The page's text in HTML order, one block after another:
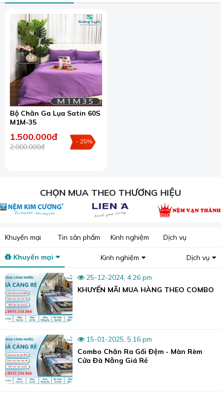
Bộ Chăn Ga Lụa Satin 60S
M1M-35
1.500.000đ
2.000.000đ
- 25%
CHỌN MUA THEO THƯƠNG HIỆU
Khuyến mại Tin sản phẩm Kinh nghiệm Dịch vụ
Khuyến mại Kinh nghiệm Dịch vụ
25-12-2024, 4:26 pm
KHUYẾN MÃI MUA HÀNG THEO COMBO
15-01-2025, 5:16 pm
Combo Chăn Ra Gối Đệm - Màn Rèm
Cửa Đà Nẵng Giá Rẻ